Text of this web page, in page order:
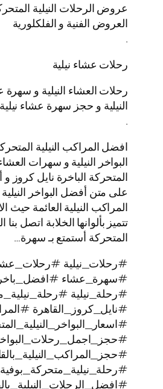
عروض الرحلات النيلية
العروض الفنية و الفلكلورية
.
رحلات عشاء نيلية
رحلات العشاء النيلية و
النيلية و حجز سهرة عشاء
.
افضل المراكب النيلية
البواخر النيلية و سهرات
المتحركة الباخرة نايل كروز
على متن أفضل البواخر
المتحركة أستمتع بـ سهرة…
#رحلات_نيلية
#سهرة_عشاء
#رحلة_نيلية
#نايل_كروز_القاهرة